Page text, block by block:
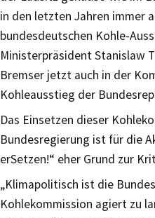
in den letzten Jahren immer
bundesdeutschen Kohle-
Ministerpräsident Stanislaw
Bremser jetzt auch in der
Kohleausstieg der
Das Einsetzen dieser
Bundesregierung ist für die
erSetzen!“ eher Grund zur
„Klimapolitisch ist die
Kohlekommission agiert zu